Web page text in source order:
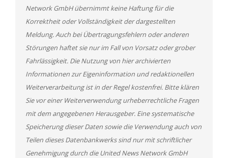
Network GmbH übernimmt keine Haftung für die
Korrektheit oder Vollständigkeit der dargestellten
Meldung. Auch bei Übertragungsfehlern oder anderen
Störungen haftet sie nur im Fall von Vorsatz oder grober
Fahrlässigkeit. Die Nutzung von hier archivierten
Informationen zur Eigeninformation und redaktionellen
Weiterverarbeitung ist in der Regel kostenfrei. Bitte klären
Sie vor einer Weiterverwendung urheberrechtliche Fragen
mit dem angegebenen Herausgeber. Eine systematische
Speicherung dieser Daten sowie die Verwendung auch von
Teilen dieses Datenbankwerks sind nur mit schriftlicher
Genehmigung durch die United News Network GmbH